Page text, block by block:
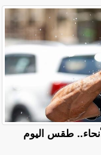
طقس اليوم